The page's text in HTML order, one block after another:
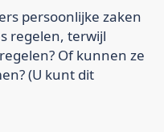
persoonlijke zaken
regelen, terwijl
Of kunnen ze
(U kunt dit